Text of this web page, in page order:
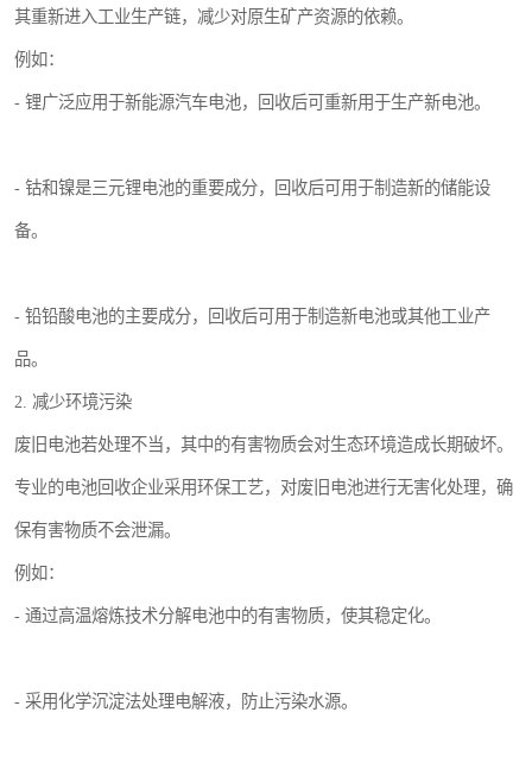
其重新进入工业生产链，减少对原生矿产资源的依赖。
例如：
- 锂广泛应用于新能源汽车电池，回收后可重新用于生产新电池。
- 钴和镍是三元锂电池的重要成分，回收后可用于制造新的储能设
备。
- 铅铅酸电池的主要成分，回收后可用于制造新电池或其他工业产
品。
2. 减少环境污染
废旧电池若处理不当，其中的有害物质会对生态环境造成长期破坏。
专业的电池回收企业采用环保工艺，对废旧电池进行无害化处理，确
保有害物质不会泄漏。
例如：
- 通过高温熔炼技术分解电池中的有害物质，使其稳定化。
- 采用化学沉淀法处理电解液，防止污染水源。